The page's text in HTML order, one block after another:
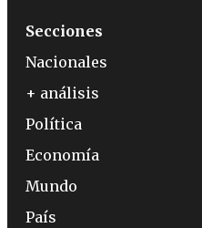
Secciones
Nacionales
+ análisis
Política
Economía
Mundo
País